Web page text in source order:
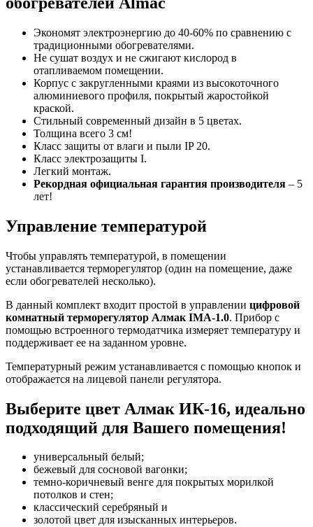
Экономят электроэнергию до 40-60% по сравнению с
традиционными обогревателями.
Не сушат воздух и не сжигают кислород в
отапливаемом помещении.
Корпус с закругленными краями из высокоточного
алюминиевого профиля, покрытый жаростойкой
краской.
Стильный современный дизайн в 5 цветах.
Толщина всего 3 см!
Класс защиты от влаги и пыли IP 20.
Класс электрозащиты I.
Легкий монтаж.
Рекордная официальная гарантия производителя – 5
лет!
Управление температурой
Чтобы управлять температурой, в помещении
устанавливается терморегулятор (один на помещение, даже
если обогревателей несколько).
В данный комплект входит простой в управлении цифровой
комнатный терморегулятор Алмак IMA-1.0. Прибор с
помощью встроенного термодатчика измеряет температуру и
поддерживает ее на заданном уровне.
Температурный режим устанавливается с помощью кнопок и
отображается на лицевой панели регулятора.
Выберите цвет Алмак ИК-16, идеально
подходящий для Вашего помещения!
универсальный белый;
бежевый для сосновой вагонки;
темно-коричневый венге для покрытых морилкой
потолков и стен;
классический серебряный и
золотой цвет для изысканных интерьеров.